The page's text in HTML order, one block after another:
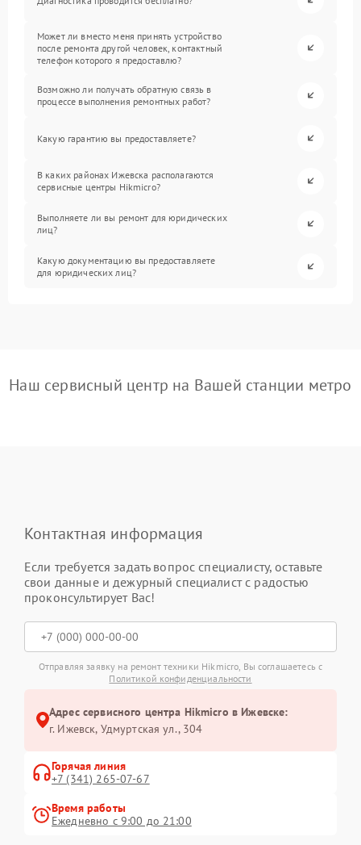
Может ли вместо меня принять устройство
после ремонта другой человек, контактный
телефон которого я предоставлю?
Возможно ли получать обратную связь в
процессе выполнения ремонтных работ?
Какую гарантию вы предоставляете?
В каких районах Ижевска располагаются
сервисные центры Hikmicro?
Выполняете ли вы ремонт для юридических
лиц?
Какую документацию вы предоставляете
для юридических лиц?
Наш сервисный центр на Вашей станции метро
Контактная информация
Если требуется задать вопрос специалисту, оставьте
свои данные и дежурный специалист с радостью
проконсультирует Вас!
Отправляя заявку на ремонт техники Hikmicro, Вы соглашаетесь с
Политикой конфиденциальности
Адрес сервисного центра Hikmicro в Ижевске:
г. Ижевск, Удмуртская ул., 304
Горячая линия
+7 (341) 265-07-67
Время работы
Ежедневно с 9:00 до 21:00